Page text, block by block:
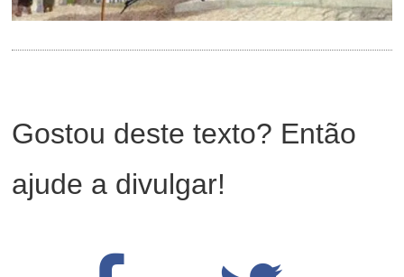
Gostou deste texto? Então
ajude a divulgar!